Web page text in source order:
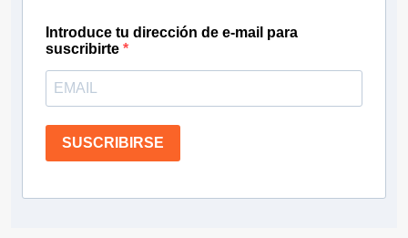
Introduce tu dirección de e-mail para
suscribirte
SUSCRIBIRSE